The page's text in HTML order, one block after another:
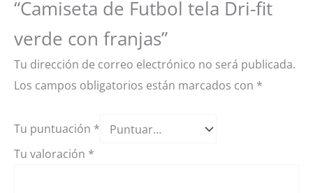
“Camiseta de Futbol tela Dri-fit
verde con franjas”
Tu dirección de correo electrónico no será publicada.
Los campos obligatorios están marcados con *
Tu puntuación *
Tu valoración *